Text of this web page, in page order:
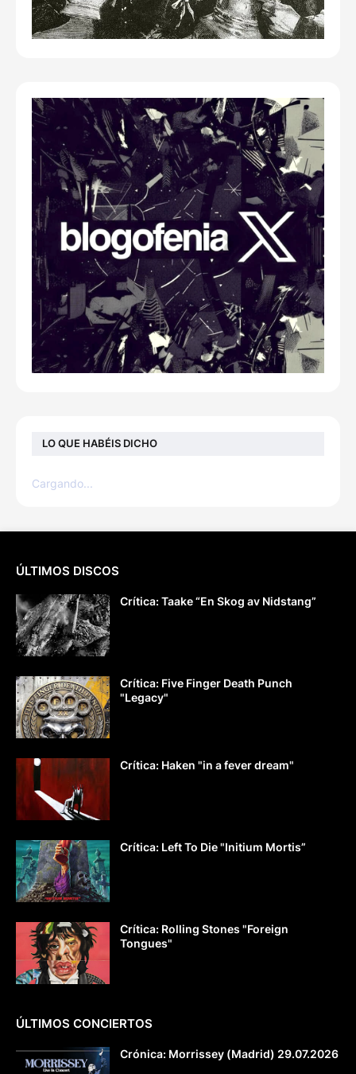
LO QUE HABÉIS DICHO
Cargando...
ÚLTIMOS DISCOS
Crítica: Taake “En Skog av Nidstang”
Crítica: Five Finger Death Punch
"Legacy"
Crítica: Haken "in a fever dream"
Crítica: Left To Die "Initium Mortis”
Crítica: Rolling Stones "Foreign
Tongues"
ÚLTIMOS CONCIERTOS
Crónica: Morrissey (Madrid) 29.07.2026